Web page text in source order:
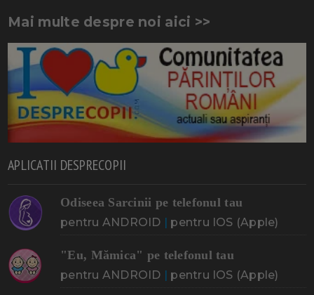
Mai multe despre noi aici >>
APLICATII DESPRECOPII
Odiseea Sarcinii pe telefonul tau
pentru ANDROID | pentru IOS (Apple)
"Eu, Mămica" pe telefonul tau
pentru ANDROID | pentru IOS (Apple)